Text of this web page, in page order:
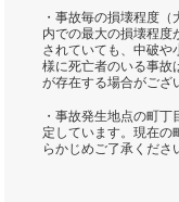
・事故毎の損壊程度
内での最大の損壊程度
されていても、中破や
様に死亡者のいる事故
が存在する場合がござ
・事故発生地点の町
定しています。現在の
らかじめご了承くださ